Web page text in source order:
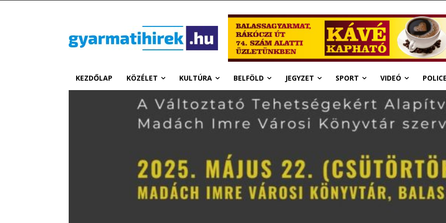
KEZDŐLAP KÖZÉLET KULTÚRA BELFÖLD JEGYZET SPORT VIDEÓ